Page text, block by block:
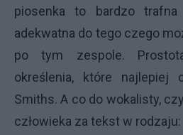
piosenka to bardzo
adekwatna do tego czego
po tym zespole.
określenia, które najlepiej
Smiths. A co do wokalisty,
człowieka za tekst w rodzaju: